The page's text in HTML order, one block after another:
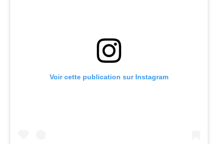
Voir cette publication sur Instagram